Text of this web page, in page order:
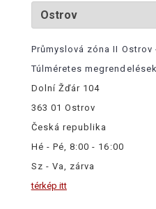
Průmyslová zóna II
Túlméretes
Dolní Žďár 104
363 01 Ostrov
Česká republika
Hé - Pé, 8:00 - 16:00
Sz - Va, zárva
térkép itt